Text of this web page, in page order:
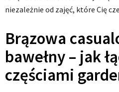
niezależnie od zajęć, które Cię
Brązowa
bawełny – jak
częściami